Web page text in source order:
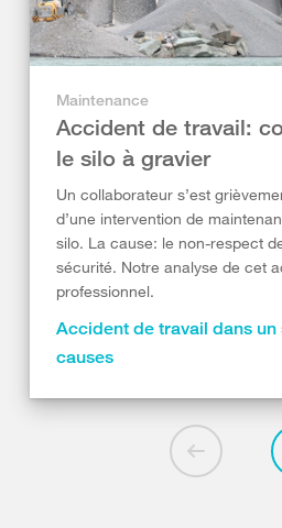
Maintenance
Accident de travail:
le silo à gravier
Un collaborateur s’est
d’une intervention de
silo. La cause: le non-respect
sécurité. Notre analyse de cet
professionnel.
Accident de travail dans un
causes